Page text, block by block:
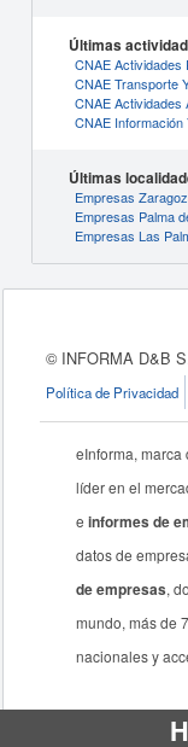
Últimas
CNAE Actividades
CNAE Transporte
CNAE Actividades
CNAE
Últimas
Empresas
Empresas Palma
Empresas Las
© INFORMA D&B
Política de Privacidad
eInforma,
líder en el
einformes de
datos de
de empresas,
mundo, más de
nacionales y